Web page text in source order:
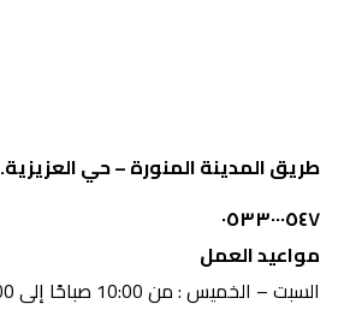
طريق المدينة المنورة – حي العزيزية.
٠٥٣٣٠٠٠٥٤٧
مواعيد العمل
السبت – الخميس : من 10:00 صباحًا إلى 7:00 مساءً